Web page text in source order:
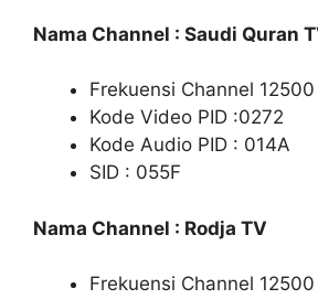
Nama Channel : Saudi Quran
Frekuensi Channel
Kode Video PID :0272
Kode Audio PID : 014A
SID : 055F
Nama Channel : Rodja TV
Frekuensi Channel